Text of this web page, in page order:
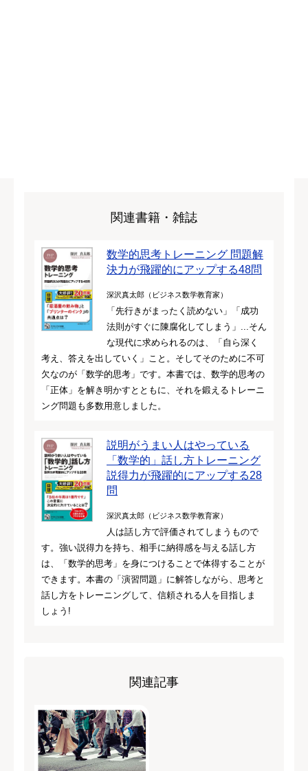
関連書籍・雑誌
数学的思考トレーニング 問題解
決力が飛躍的にアップする48問
深沢真太郎（ビジネス数学教育家）
「先行きがまったく読めない」「成功
法則がすぐに陳腐化してしまう」...そん
な現代に求められるのは、「自ら深く
考え、答えを出していく」こと。そしてそのために不可
欠なのが「数学的思考」です。本書では、数学的思考の
「正体」を解き明かすとともに、それを鍛えるトレーニ
ング問題も多数用意しました。
説明がうまい人はやっている
「数学的」話し方トレーニング
説得力が飛躍的にアップする28
問
深沢真太郎（ビジネス数学教育家）
人は話し方で評価されてしまうもので
す。強い説得力を持ち、相手に納得感を与える話し方
は、「数学的思考」を身につけることで体得することが
できます。本書の「演習問題」に解答しながら、思考と
話し方をトレーニングして、信頼される人を目指しま
しょう!
関連記事